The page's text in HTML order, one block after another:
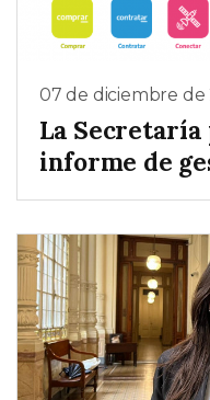
07 de diciembre de
La Secretaría
informe de